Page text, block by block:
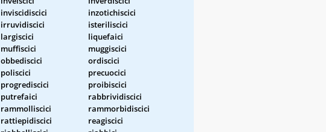
inviscidiscici
inzotichiscici
irruvidiscici
isteriliscici
largiscici
liquefaici
muffiscici
muggiscici
obbediscici
ordiscici
poliscici
precuocici
progrediscici
proibiscici
putrefaici
rabbrividiscici
rammolliscici
rammorbidiscici
rattiepidiscici
reagiscici